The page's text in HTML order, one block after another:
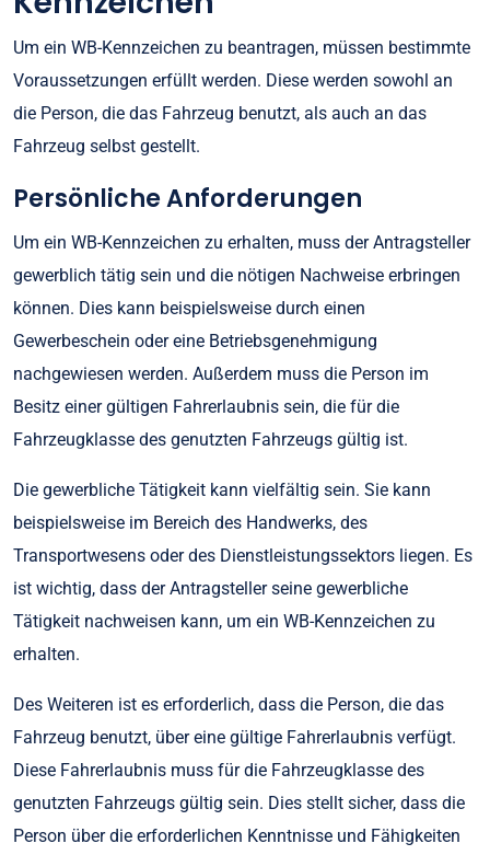
Um ein WB-Kennzeichen zu beantragen, müssen bestimmte
Voraussetzungen erfüllt werden. Diese werden sowohl an
die Person, die das Fahrzeug benutzt, als auch an das
Fahrzeug selbst gestellt.
Persönliche Anforderungen
Um ein WB-Kennzeichen zu erhalten, muss der Antragsteller
gewerblich tätig sein und die nötigen Nachweise erbringen
können. Dies kann beispielsweise durch einen
Gewerbeschein oder eine Betriebsgenehmigung
nachgewiesen werden. Außerdem muss die Person im
Besitz einer gültigen Fahrerlaubnis sein, die für die
Fahrzeugklasse des genutzten Fahrzeugs gültig ist.
Die gewerbliche Tätigkeit kann vielfältig sein. Sie kann
beispielsweise im Bereich des Handwerks, des
Transportwesens oder des Dienstleistungssektors liegen. Es
ist wichtig, dass der Antragsteller seine gewerbliche
Tätigkeit nachweisen kann, um ein WB-Kennzeichen zu
erhalten.
Des Weiteren ist es erforderlich, dass die Person, die das
Fahrzeug benutzt, über eine gültige Fahrerlaubnis verfügt.
Diese Fahrerlaubnis muss für die Fahrzeugklasse des
genutzten Fahrzeugs gültig sein. Dies stellt sicher, dass die
Person über die erforderlichen Kenntnisse und Fähigkeiten